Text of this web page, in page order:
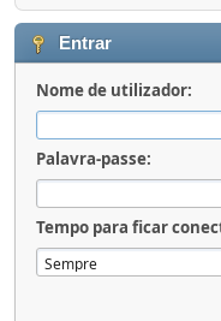
Entrar
Nome de utilizador:
Palavra-passe:
Tempo para ficar